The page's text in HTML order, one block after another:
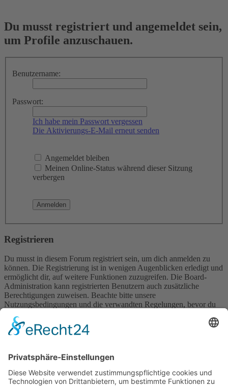
Du musst registriert und angemeldet sein,
um Profile anzuschauen.
Benutzername:
Passwort:
Ich habe mein Passwort vergessen
Die Aktivierungs-E-Mail erneut senden
Angemeldet bleiben
Meinen Online-Status während dieser Sitzung
verbergen
Registrieren
Du musst in diesem Forum registriert sein, um dich anmelden zu
können. Die Registrierung ist in wenigen Augenblicken erledigt und
ermöglicht dir, auf weitere Funktionen zuzugreifen. Die Board-
Administration kann registrierten Benutzern auch zusätzliche
Berechtigungen zuweisen. Beachte bitte unsere
Nutzungsbedingungen und die verwandten Regelungen, bevor du
wenn du dich in diesem Board bewegst.